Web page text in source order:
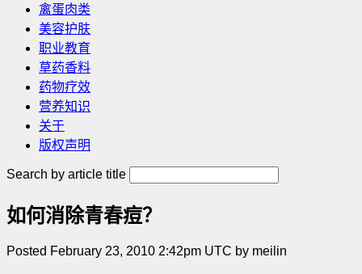
禽蛋肉类
美容护肤
职业教育
草药香料
药物疗效
营养知识
关于
版权声明
Search by article title
如何消除青春痘？
Posted February 23, 2010 2:42pm UTC by meilin